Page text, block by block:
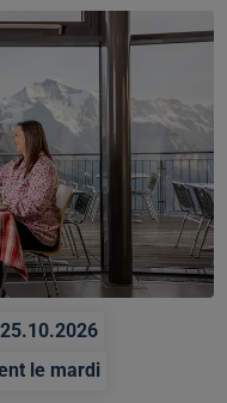
le mardi